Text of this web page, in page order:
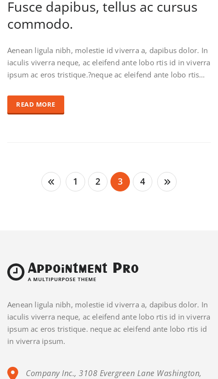
Fusce dapibus, tellus ac cursus
commodo.
Aenean ligula nibh, molestie id viverra a, dapibus dolor. In
iaculis viverra neque, ac eleifend ante lobo rtis id in viverra
ipsum ac eros tristique.?neque ac eleifend ante lobo rtis…
READ MORE
1 2 3 4
Aenean ligula nibh, molestie id viverra a, dapibus dolor. In
iaculis viverra neque, ac eleifend ante lobo rtis id in viverra
ipsum ac eros tristique. neque ac eleifend ante lobo rtis id
in viverra ipsum.
Company Inc., 3108 Evergreen Lane Washington,